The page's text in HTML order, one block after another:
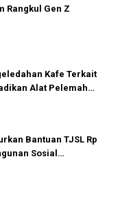
Rangkul Gen Z
Kafe Terkait
Alat Pelemahan
Bantuan TJSL Rp
Sosial